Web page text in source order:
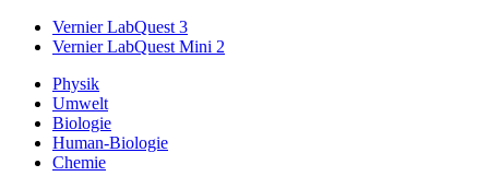
Vernier LabQuest 3
Vernier LabQuest Mini 2
Physik
Umwelt
Biologie
Human-Biologie
Chemie